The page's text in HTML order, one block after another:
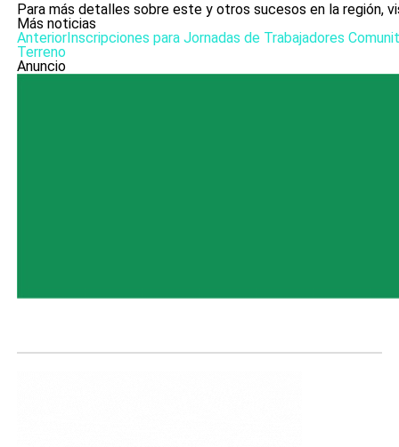
Para más detalles sobre este y otros sucesos en la región,
Más noticias
AnteriorInscripciones para Jornadas de Trabajadores
Terreno
Anuncio